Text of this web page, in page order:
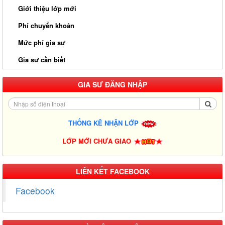
Giới thiệu lớp mới
Phí chuyển khoản
Mức phí gia sư
Gia sư cần biết
GIA SƯ ĐĂNG NHẬP
THỐNG KÊ NHẬN LỚP
LỚP MỚI CHƯA GIAO
LIÊN KẾT FACEBOOK
Facebook
Gia Sư Luyện Thi IELTS Cấp Tốc - Lộ Trình Đạt Band 6.0-8.0
Trong 2-4 Tháng
Gia sư luyện thi TOEIC - Phương pháp đạt 900+ điểm nhanh nhất
Gia Sư Piano Cho Trẻ Em Tại HCM